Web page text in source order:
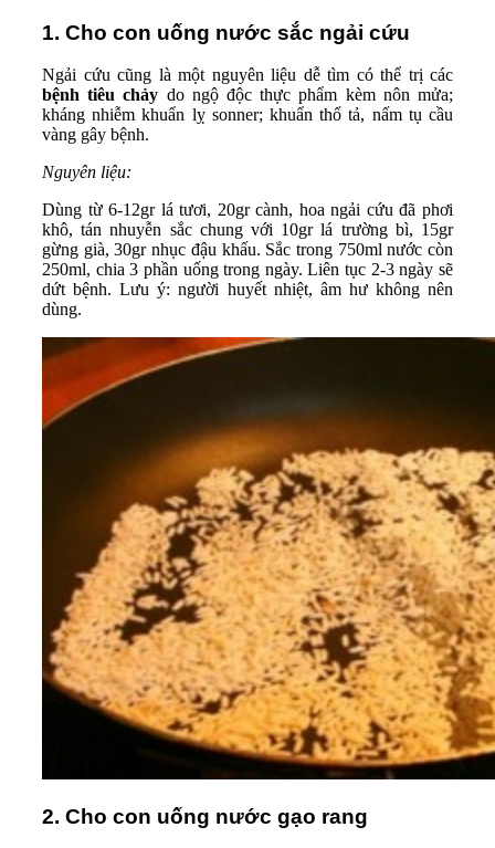
1. Cho con uống nước sắc ngải cứu
Ngải cứu cũng là một nguyên liệu dễ tìm có thể trị các
bệnh tiêu chảy do ngộ độc thực phẩm kèm nôn mửa;
kháng nhiễm khuẩn lỵ sonner; khuẩn thổ tả, nấm tụ cầu
vàng gây bệnh.
Nguyên liệu:
Dùng từ 6-12gr lá tươi, 20gr cành, hoa ngải cứu đã phơi
khô, tán nhuyễn sắc chung với 10gr lá trường bì, 15gr
gừng già, 30gr nhục đậu khấu. Sắc trong 750ml nước còn
250ml, chia 3 phần uống trong ngày. Liên tục 2-3 ngày sẽ
dứt bệnh. Lưu ý: người huyết nhiệt, âm hư không nên
dùng.
2. Cho con uống nước gạo rang